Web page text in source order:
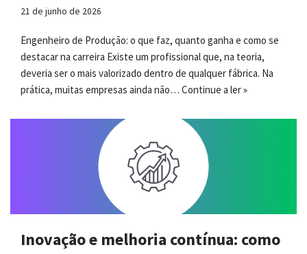
21 de junho de 2026
Engenheiro de Produção: o que faz, quanto ganha e como se
destacar na carreira Existe um profissional que, na teoria,
deveria ser o mais valorizado dentro de qualquer fábrica. Na
prática, muitas empresas ainda não… Continue a ler »
Inovação e melhoria contínua: como